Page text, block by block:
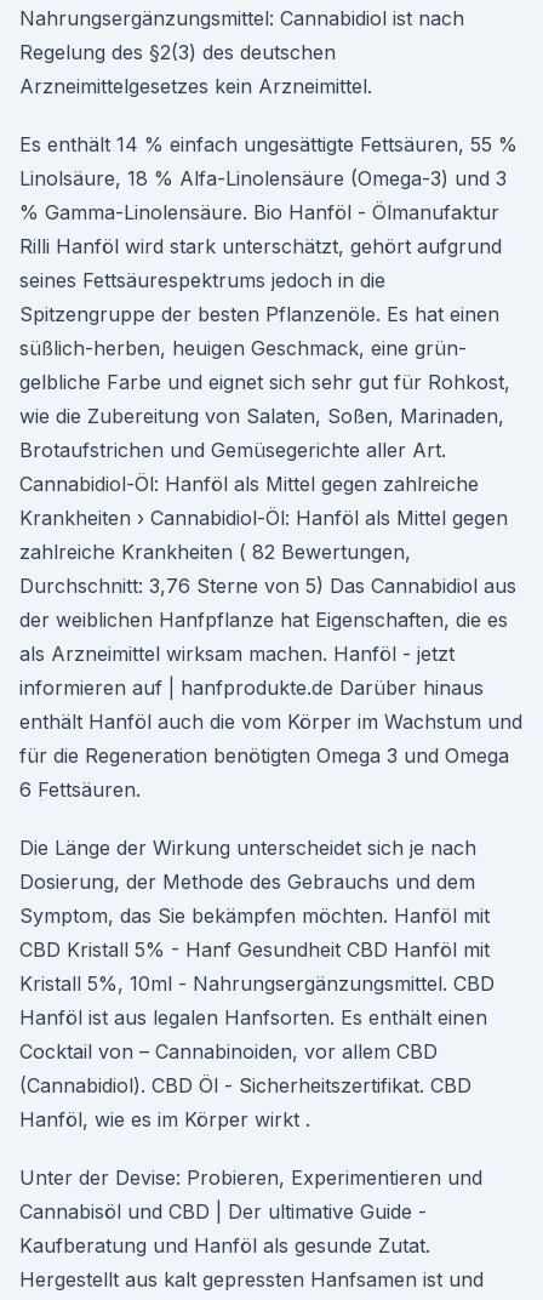
Nahrungsergänzungsmittel: Cannabidiol ist nach
Regelung des §2(3) des deutschen
Arzneimittelgesetzes kein Arzneimittel.
Es enthält 14 % einfach ungesättigte Fettsäuren, 55 %
Linolsäure, 18 % Alfa-Linolensäure (Omega-3) und 3
% Gamma-Linolensäure. Bio Hanföl - Ölmanufaktur
Rilli Hanföl wird stark unterschätzt, gehört aufgrund
seines Fettsäurespektrums jedoch in die
Spitzengruppe der besten Pflanzenöle. Es hat einen
süßlich-herben, heuigen Geschmack, eine grün-
gelbliche Farbe und eignet sich sehr gut für Rohkost,
wie die Zubereitung von Salaten, Soßen, Marinaden,
Brotaufstrichen und Gemüsegerichte aller Art.
Cannabidiol-Öl: Hanföl als Mittel gegen zahlreiche
Krankheiten › Cannabidiol-Öl: Hanföl als Mittel gegen
zahlreiche Krankheiten ( 82 Bewertungen,
Durchschnitt: 3,76 Sterne von 5) Das Cannabidiol aus
der weiblichen Hanfpflanze hat Eigenschaften, die es
als Arzneimittel wirksam machen. Hanföl - jetzt
informieren auf | hanfprodukte.de Darüber hinaus
enthält Hanföl auch die vom Körper im Wachstum und
für die Regeneration benötigten Omega 3 und Omega
6 Fettsäuren.
Die Länge der Wirkung unterscheidet sich je nach
Dosierung, der Methode des Gebrauchs und dem
Symptom, das Sie bekämpfen möchten. Hanföl mit
CBD Kristall 5% - Hanf Gesundheit CBD Hanföl mit
Kristall 5%, 10ml - Nahrungsergänzungsmittel. CBD
Hanföl ist aus legalen Hanfsorten. Es enthält einen
Cocktail von – Cannabinoiden, vor allem CBD
(Cannabidiol). CBD Öl - Sicherheitszertifikat. CBD
Hanföl, wie es im Körper wirkt .
Unter der Devise: Probieren, Experimentieren und
Cannabisöl und CBD | Der ultimative Guide -
Kaufberatung und Hanföl als gesunde Zutat.
Hergestellt aus kalt gepressten Hanfsamen ist und